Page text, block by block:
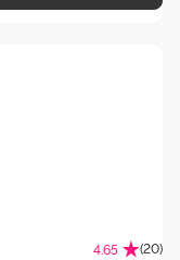
4.65 (20)